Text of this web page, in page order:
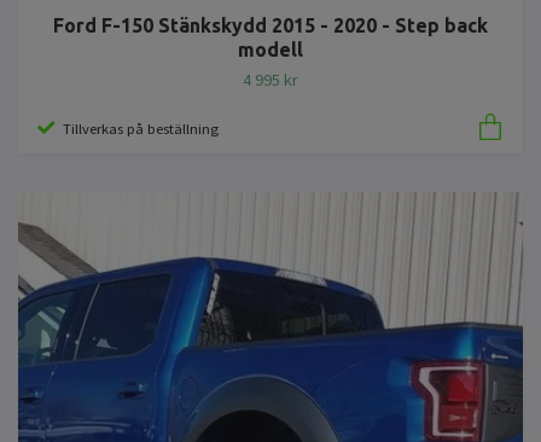
Ford F-150 Stänkskydd 2015 - 2020 - Step back
modell
4 995 kr
Tillverkas på beställning